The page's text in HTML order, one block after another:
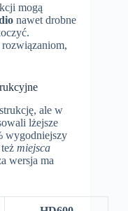
mogą
nawet drobne
ale w
lżejsze
wygodniejszy
miejsca
wersja ma